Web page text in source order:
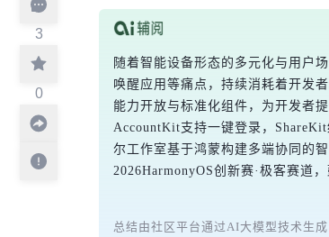
3
0
随着智能设备形态的多元化与用户
唤醒应用等痛点，持续消耗着开发
能力开放与标准化组件，为开发者
AccountKit支持一键登录，
尔工作室基于鸿蒙构建多端协同的
2026HarmonyOS创新赛·极客赛道
总结由社区平台通过AI大模型技术生成